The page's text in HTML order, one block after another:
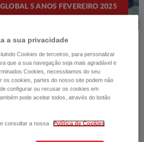
5 ANOS FEVEREIRO 2025
a sua privacidade
Cookies de terceiros, para personalizar
que a sua navegação seja mais agradável e
Cookies, necessitamos do seu
os cookies, partes do nosso site podem não
configurar ou recusar os cookies em
pode aceitar todos, através do botão
consultar a nossa Política de Cookies